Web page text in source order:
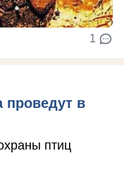
1
проведут в
птиц